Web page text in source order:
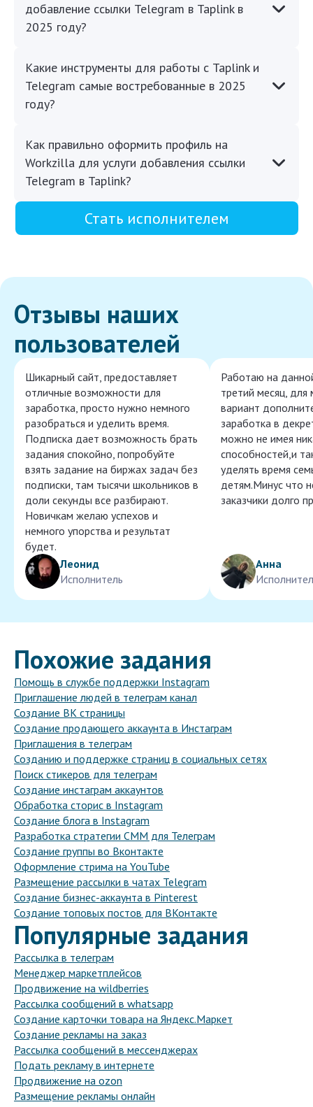
добавление ссылки Telegram в Taplink в
2025 году?
Какие инструменты для работы с Taplink и
Telegram самые востребованные в 2025
году?
Как правильно оформить профиль на
Workzilla для услуги добавления ссылки
Telegram в Taplink?
Стать исполнителем
Отзывы наших
пользователей
Шикарный сайт, предоставляет
отличные возможности для
заработка, просто нужно немного
разобраться и уделить время.
Подписка дает возможность брать
задания спокойно, попробуйте
взять задание на биржах задач без
подписки, там тысячи школьников в
доли секунды все разбирают.
Новичкам желаю успехов и
немного упорства и результат
будет.
Леонид
Исполнитель
Работаю на
третий месяц, для
вариант
заработка в
можно не имея
способностей,и
уделять время
детям.Минус что
заказчики долго
Анна
Похожие задания
Помощь в службе поддержки Instagram
Приглашение людей в телеграм канал
Создание ВК страницы
Создание продающего аккаунта в Инстаграм
Приглашения в телеграм
Созданию и поддержке страниц в социальных сетях
Поиск стикеров для телеграм
Создание инстаграм аккаунтов
Обработка сторис в Instagram
Создание блога в Instagram
Разработка стратегии СММ для Телеграм
Создание группы во Вконтакте
Оформление стрима на YouTube
Размещение рассылки в чатах Telegram
Создание бизнес-аккаунта в Pinterest
Создание топовых постов для ВКонтакте
Популярные задания
Рассылка в телеграм
Менеджер маркетплейсов
Продвижение на wildberries
Рассылка сообщений в whatsapp
Создание карточки товара на Яндекс.Маркет
Создание рекламы на заказ
Рассылка сообщений в мессенджерах
Подать рекламу в интернете
Продвижение на ozon
Размещение рекламы онлайн